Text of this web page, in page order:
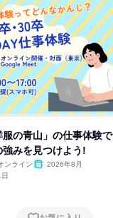
服の青山」の仕事体験
強みを見つけよう!
ンライン
2026年8月